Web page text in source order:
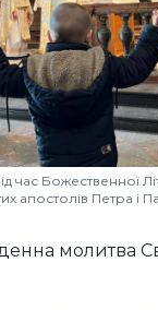
час Божественної
апостолів Петра і
молитва